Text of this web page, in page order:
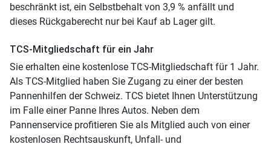
beschränkt ist, ein Selbstbehalt von 3,9 % anfällt und
dieses Rückgaberecht nur bei Kauf ab Lager gilt.
TCS-Mitgliedschaft für ein Jahr
Sie erhalten eine kostenlose TCS-Mitgliedschaft für 1 Jahr.
Als TCS-Mitglied haben Sie Zugang zu einer der besten
Pannenhilfen der Schweiz. TCS bietet Ihnen Unterstützung
im Falle einer Panne Ihres Autos. Neben dem
Pannenservice profitieren Sie als Mitglied auch von einer
kostenlosen Rechtsauskunft, Unfall- und